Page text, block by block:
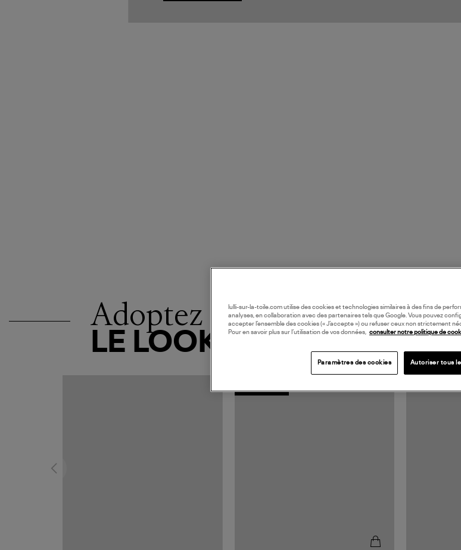
Adoptez
LE LOOK
lulli-sur-la-toile.com utilise des cookies et technologies similaires à des fins de
analyses, en collaboration avec des partenaires tels que Google. Vous pouvez
accepter l’ensemble des cookies (« J’accepte ») ou refuser ceux non strictement
Pour en savoir plus sur l’utilisation de vos données, consulter notre politique de
Paramètres des cookies Autoriser tous